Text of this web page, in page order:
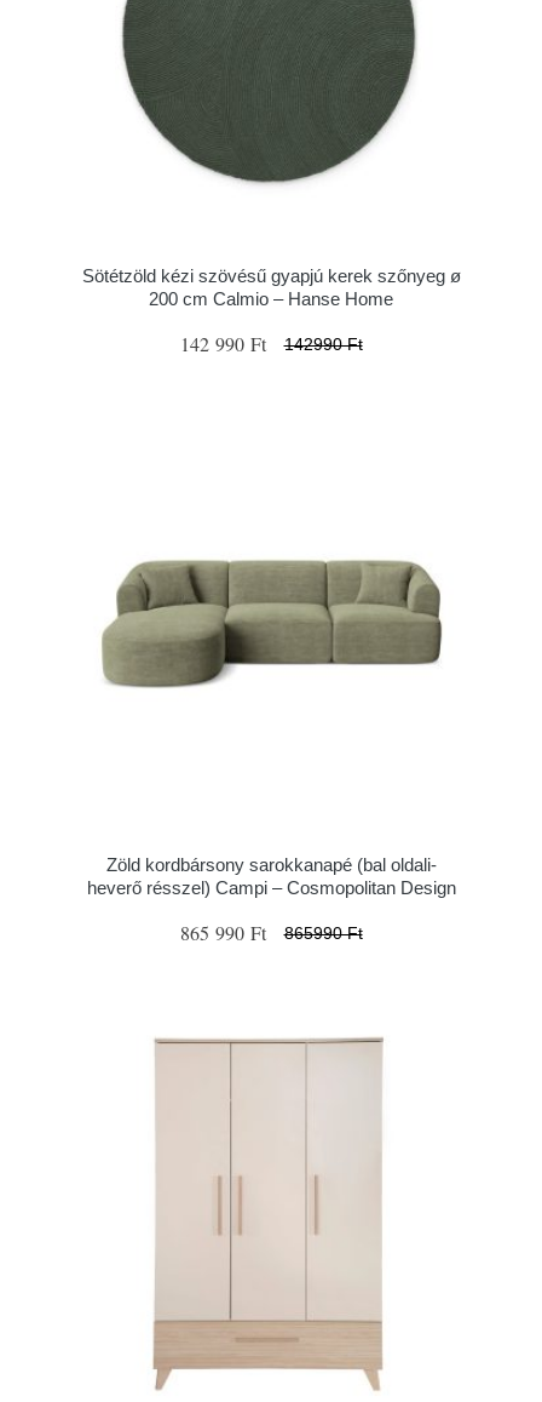
Sötétzöld kézi szövésű gyapjú kerek szőnyeg ø
200 cm Calmio – Hanse Home
142 990 Ft 142990 Ft
Zöld kordbársony sarokkanapé (bal oldali-
heverő résszel) Campi – Cosmopolitan Design
865 990 Ft 865990 Ft